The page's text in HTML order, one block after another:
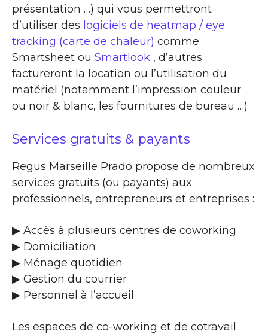
présentation …) qui vous permettront
d’utiliser des logiciels de heatmap / eye
tracking (carte de chaleur) comme
Smartsheet ou Smartlook , d’autres
factureront la location ou l’utilisation du
matériel (notamment l’impression couleur
ou noir & blanc, les fournitures de bureau …)
Services gratuits & payants
Regus Marseille Prado propose de nombreux
services gratuits (ou payants) aux
professionnels, entrepreneurs et entreprises :
▶​ Accès à plusieurs centres de coworking
▶​ Domiciliation
▶​ Ménage quotidien
▶​ Gestion du courrier
▶​ Personnel à l’accueil
Les espaces de co-working et de cotravail